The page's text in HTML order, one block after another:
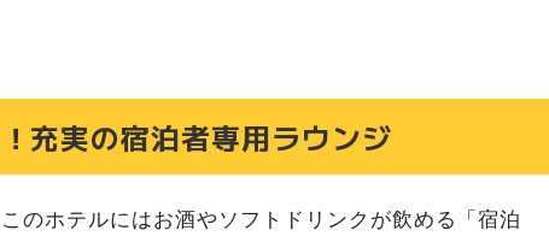
充実の宿泊者専用ラウンジ
のホテルにはお酒やソフトドリンクが飲める「宿泊